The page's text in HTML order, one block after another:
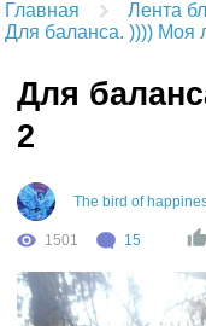
Главная
Лента
Для баланса. )))) Моя
Для
2
The bird of
1501 15